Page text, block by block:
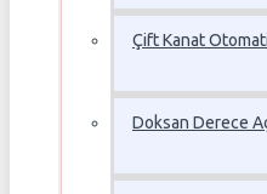
Çift Kanat
Doksan Derece